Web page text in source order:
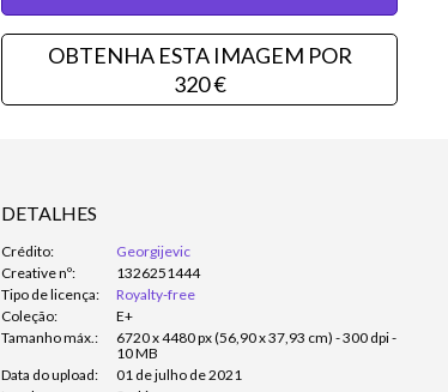
OBTENHA ESTA IMAGEM POR
320 €
DETALHES
Crédito:
Georgijevic
Creative nº:
1326251444
Tipo de licença:
Royalty-free
Coleção:
E+
Tamanho máx.:
6720 x 4480 px (56,90 x 37,93 cm) - 300 dpi -
10 MB
Data do upload:
01 de julho de 2021